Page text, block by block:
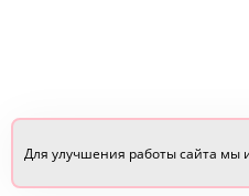
Для улучшения работы сайта мы